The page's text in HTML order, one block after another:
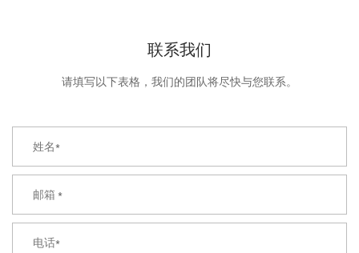
联系我们
请填写以下表格，我们的团队将尽快与您联系。